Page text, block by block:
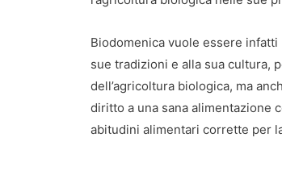
Biodomenica vuole essere
sue tradizioni e alla sua cultura,
dell’agricoltura biologica, ma
diritto a una sana alimentazione
abitudini alimentari corrette per